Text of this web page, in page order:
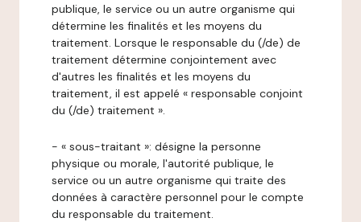
publique, le service ou un autre organisme qui
détermine les finalités et les moyens du
traitement. Lorsque le responsable du (/de) de
traitement détermine conjointement avec
d'autres les finalités et les moyens du
traitement, il est appelé « responsable conjoint
du (/de) traitement ».
- « sous-traitant »: désigne la personne
physique ou morale, l'autorité publique, le
service ou un autre organisme qui traite des
données à caractère personnel pour le compte
du responsable du traitement.